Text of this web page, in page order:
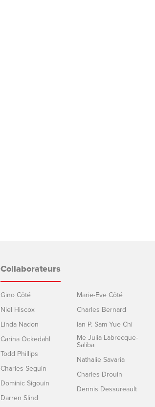
Collaborateurs
Gino Côté
Niel Hiscox
Linda Nadon
Carina Ockedahl
Todd Phillips
Charles Seguin
Dominic Sigouin
Darren Slind
Marie-Eve Côté
Charles Bernard
Ian P. Sam Yue Chi
Me Julia Labrecque-
Saliba
Nathalie Savaria
Charles Drouin
Dennis Dessureault